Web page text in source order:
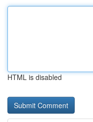
HTML is disabled